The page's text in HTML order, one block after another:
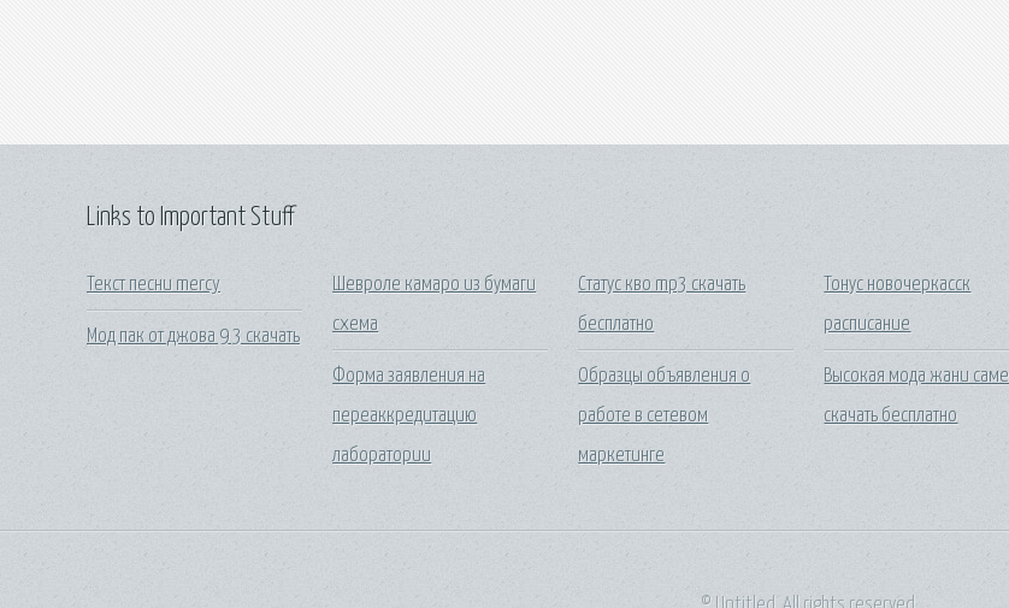
Links to Important Stuff
Текст песни mercy
Мод пак от джова 9 3 скачать
Шевроле камаро из бумаги
схема
Форма заявления на
переаккредитацию
лаборатории
Статус кво mp3 скачать
бесплатно
Образцы объявления о
работе в сетевом
маркетинге
Тонус новочеркасск
расписание
Высокая мода жани саме
скачать бесплатно